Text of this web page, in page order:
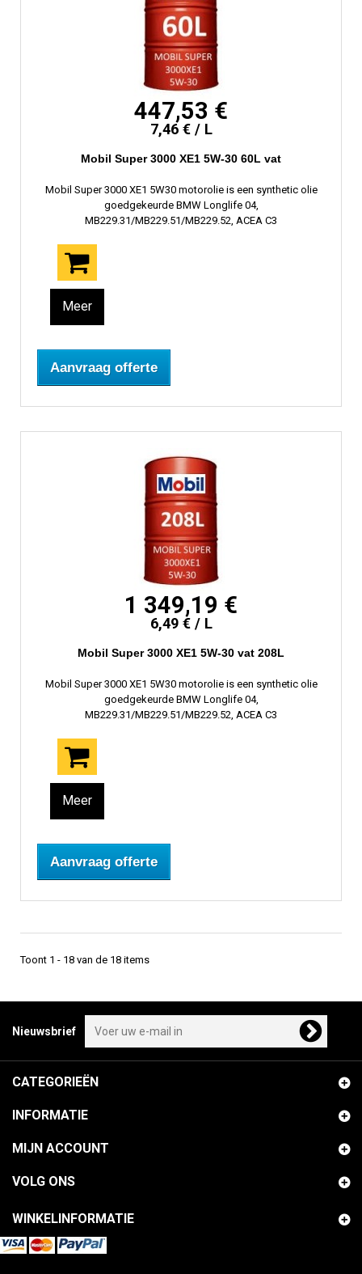
447,53 €
7,46 € / L
Mobil Super 3000 XE1 5W-30 60L vat
Mobil Super 3000 XE1 5W30 motorolie is een synthetic olie
goedgekeurde BMW Longlife 04,
MB229.31/MB229.51/MB229.52, ACEA C3
Meer
Aanvraag offerte
1 349,19 €
6,49 € / L
Mobil Super 3000 XE1 5W-30 vat 208L
Mobil Super 3000 XE1 5W30 motorolie is een synthetic olie
goedgekeurde BMW Longlife 04,
MB229.31/MB229.51/MB229.52, ACEA C3
Meer
Aanvraag offerte
Toont 1 - 18 van de 18 items
Nieuwsbrief
CATEGORIEËN
INFORMATIE
MIJN ACCOUNT
VOLG ONS
WINKELINFORMATIE